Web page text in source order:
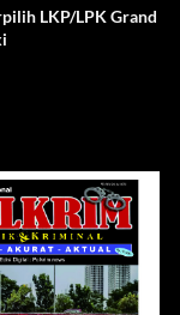
LKP/LPK Grand